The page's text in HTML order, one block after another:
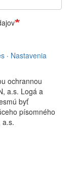
· Nastavenia
ochrannou
a.s. Logá a
byť
písomného
a.s.